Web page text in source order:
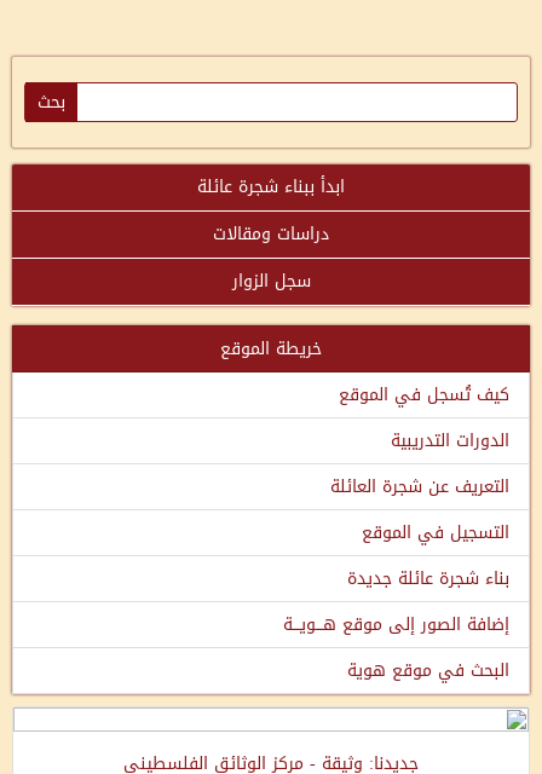
ابدأ ببناء شجرة عائلة
دراسات ومقالات
سجل الزوار
خريطة الموقع
كيف تُسجل في الموقع
الدورات التدريبية
التعريف عن شجرة العائلة
التسجيل في الموقع
بناء شجرة عائلة جديدة
إضافة الصور إلى موقع هـــويـــة
البحث في موقع هوية
جديدنا: وثيقة - مركز الوثائق الفلسطيني